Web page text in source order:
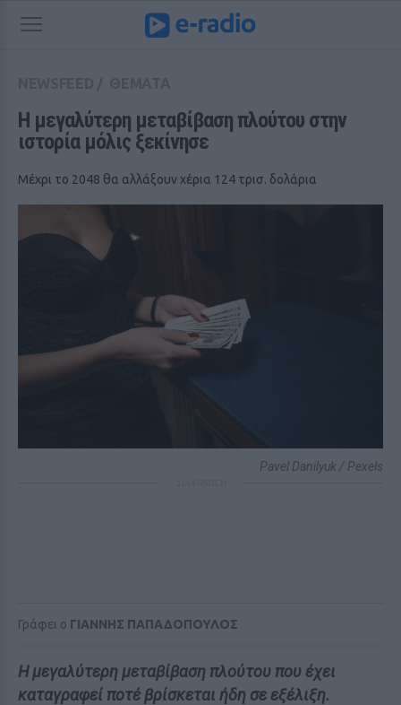
Η μεγαλύτερη μεταβίβαση πλούτου στην
ιστορία μόλις ξεκίνησε
Μέχρι το 2048 θα αλλάξουν χέρια 124 τρισ. δολάρια
Pavel Danilyuk / Pexels
Γράφει ο ΓΙΑΝΝΗΣ ΠΑΠΑΔΟΠΟΥΛΟΣ
Η μεγαλύτερη μεταβίβαση πλούτου που έχει
καταγραφεί ποτέ βρίσκεται ήδη σε εξέλιξη.